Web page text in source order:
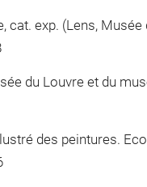
cat. exp. (Lens,
du Louvre et du
des peintures.